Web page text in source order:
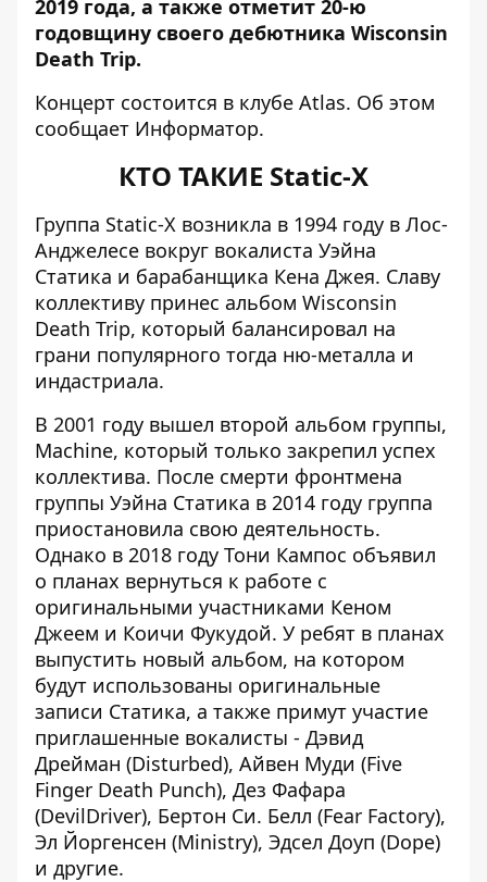
2019 года, а также отметит 20-ю
годовщину своего дебютника Wisconsin
Death Trip.
Концерт состоится в клубе Atlas. Об этом
сообщает Информатор.
КТО ТАКИЕ Static-X
Группа Static-X возникла в 1994 году в Лос-
Анджелесе вокруг вокалиста Уэйна
Статика и барабанщика Кена Джея. Славу
коллективу принес альбом Wisconsin
Death Trip, который балансировал на
грани популярного тогда ню-металла и
индастриала.
В 2001 году вышел второй альбом группы,
Machine, который только закрепил успех
коллектива. После смерти фронтмена
группы Уэйна Статика в 2014 году группа
приостановила свою деятельность.
Однако в 2018 году Тони Кампос объявил
о планах вернуться к работе с
оригинальными участниками Кеном
Джеем и Коичи Фукудой. У ребят в планах
выпустить новый альбом, на котором
будут использованы оригинальные
записи Статика, а также примут участие
приглашенные вокалисты - Дэвид
Дрейман (Disturbed), Айвен Муди (Five
Finger Death Punch), Дез Фафара
(DevilDriver), Бертон Си. Белл (Fear Factory),
Эл Йоргенсен (Ministry), Эдсел Доуп (Dope)
и другие.